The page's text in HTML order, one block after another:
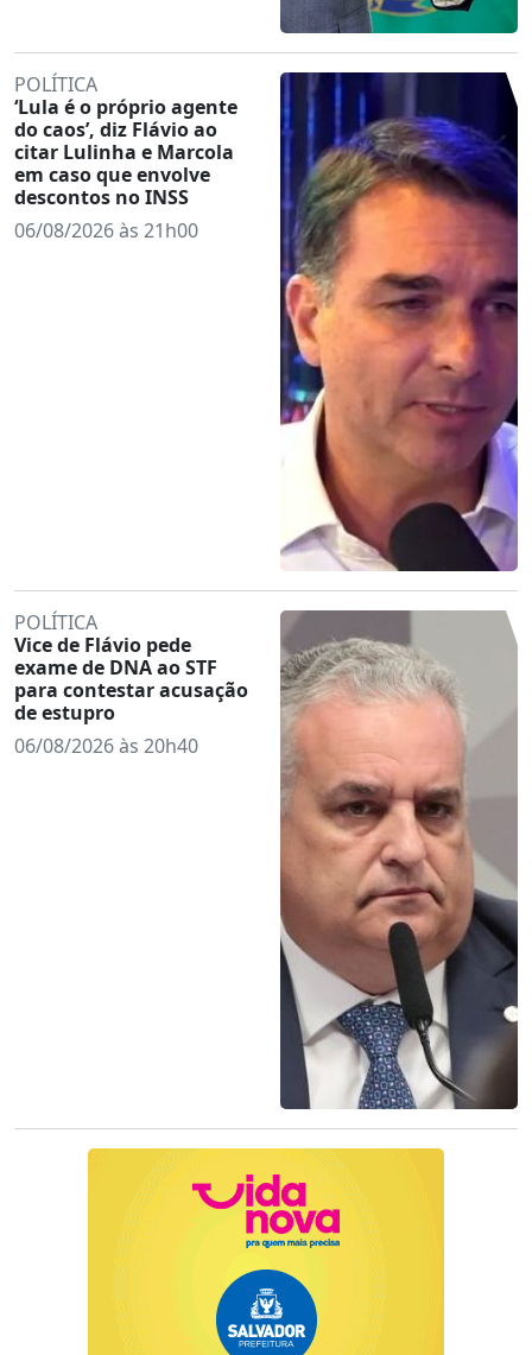
POLÍTICA
‘Lula é o próprio agente
do caos’, diz Flávio ao
citar Lulinha e Marcola
em caso que envolve
descontos no INSS
06/08/2026 às 21h00
POLÍTICA
Vice de Flávio pede
exame de DNA ao STF
para contestar acusação
de estupro
06/08/2026 às 20h40